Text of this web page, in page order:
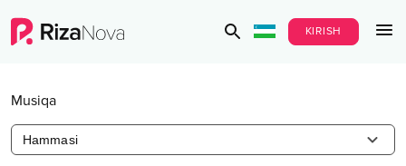
KIRISH
Musiqa
Hammasi